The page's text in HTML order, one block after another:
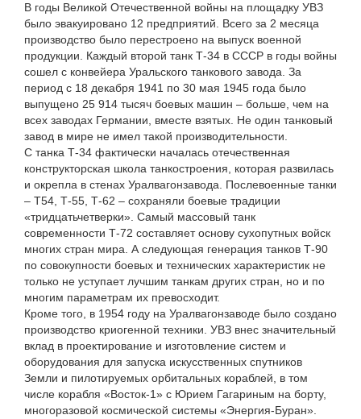
В годы Великой Отечественной войны на площадку УВЗ
было эвакуировано 12 предприятий. Всего за 2 месяца
производство было перестроено на выпуск военной
продукции. Каждый второй танк Т-34 в СССР в годы войны
сошел с конвейера Уральского танкового завода. За
период с 18 декабря 1941 по 30 мая 1945 года было
выпущено 25 914 тысяч боевых машин – больше, чем на
всех заводах Германии, вместе взятых. Не один танковый
завод в мире не имел такой производительности.
С танка Т-34 фактически началась отечественная
конструкторская школа танкостроения, которая развилась
и окрепла в стенах Уралвагонзавода. Послевоенные танки
– Т54, Т-55, Т-62 – сохраняли боевые традиции
«тридцатьчетверки». Самый массовый танк
современности Т-72 составляет основу сухопутных войск
многих стран мира. А следующая генерация танков Т-90
по совокупности боевых и технических характеристик не
только не уступает лучшим танкам других стран, но и по
многим параметрам их превосходит.
Кроме того, в 1954 году на Уралвагонзаводе было создано
производство криогенной техники. УВЗ внес значительный
вклад в проектирование и изготовление систем и
оборудования для запуска искусственных спутников
Земли и пилотируемых орбитальных кораблей, в том
числе корабля «Восток-1» с Юрием Гагариным на борту,
многоразовой космической системы «Энергия-Буран».